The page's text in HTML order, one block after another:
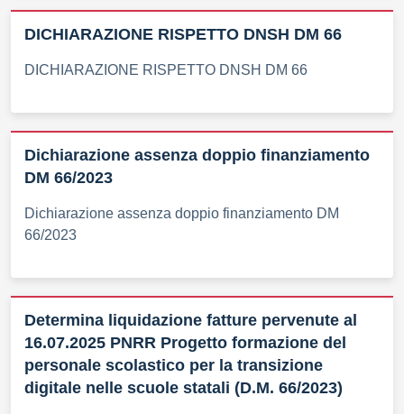
DICHIARAZIONE RISPETTO DNSH DM 66
DICHIARAZIONE RISPETTO DNSH DM 66
Dichiarazione assenza doppio finanziamento
DM 66/2023
Dichiarazione assenza doppio finanziamento DM
66/2023
Determina liquidazione fatture pervenute al
16.07.2025 PNRR Progetto formazione del
personale scolastico per la transizione
digitale nelle scuole statali (D.M. 66/2023)